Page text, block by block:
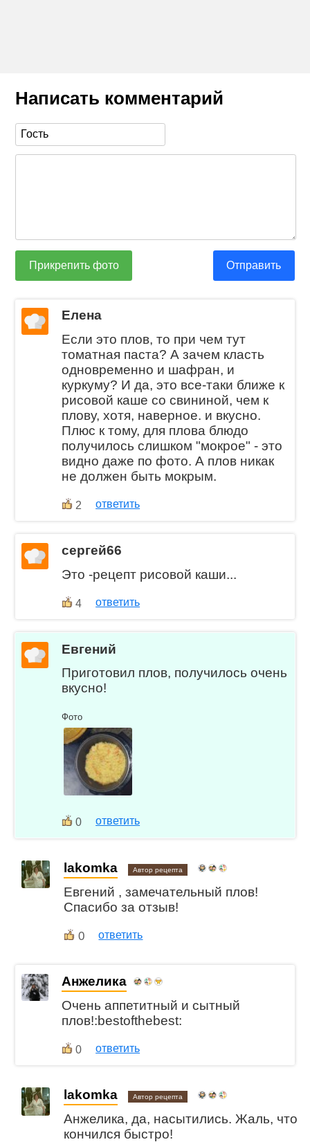
Написать комментарий
Прикрепить фото Отправить
Елена
Если это плов, то при чем тут
томатная паста? А зачем класть
одновременно и шафран, и
куркуму? И да, это все-таки ближе к
рисовой каше со свининой, чем к
плову, хотя, наверное. и вкусно.
Плюс к тому, для плова блюдо
получилось слишком "мокрое" - это
видно даже по фото. А плов никак
не должен быть мокрым.
2 ответить
сергей66
Это -рецепт рисовой каши...
4 ответить
Евгений
Приготовил плов, получилось очень
вкусно!
Фото
0 ответить
lakomka Автор рецепта
Евгений , замечательный плов!
Спасибо за отзыв!
0 ответить
Анжелика
Очень аппетитный и сытный
плов!:bestofthebest:
0 ответить
lakomka Автор рецепта
Анжелика, да, насытились. Жаль, что
кончился быстро!